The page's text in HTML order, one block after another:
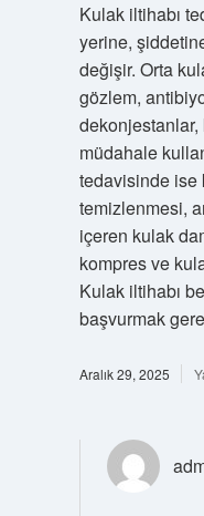
Kulak iltihabı
yerine,
değişir. Orta
gözlem,
dekonjestanlar,
müdahale
tedavisinde ise
temizlenmesi,
içeren kulak
kompres ve
Kulak iltihabı
başvurmak
Aralık 29, 2025